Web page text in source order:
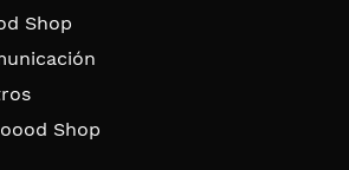
Shop
Shop